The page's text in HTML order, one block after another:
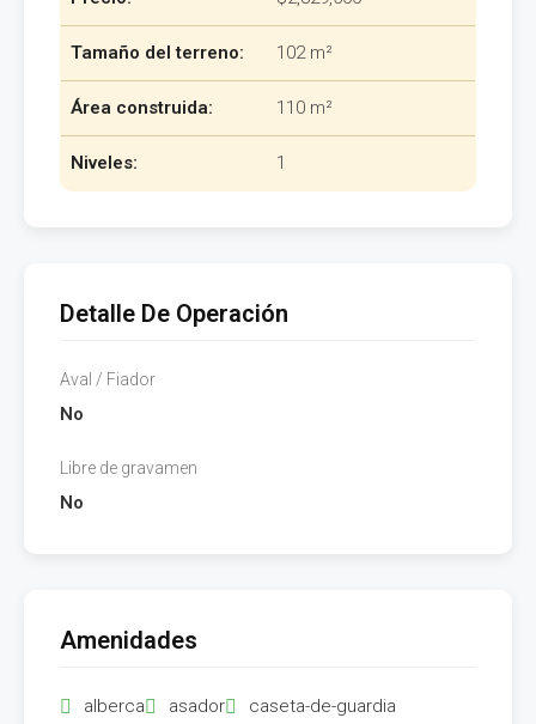
Tamaño del terreno: 102 m²
Área construida: 110 m²
Niveles: 1
Detalle De Operación
Aval / Fiador
No
Libre de gravamen
No
Amenidades
alberca asador
caseta-de-guardia